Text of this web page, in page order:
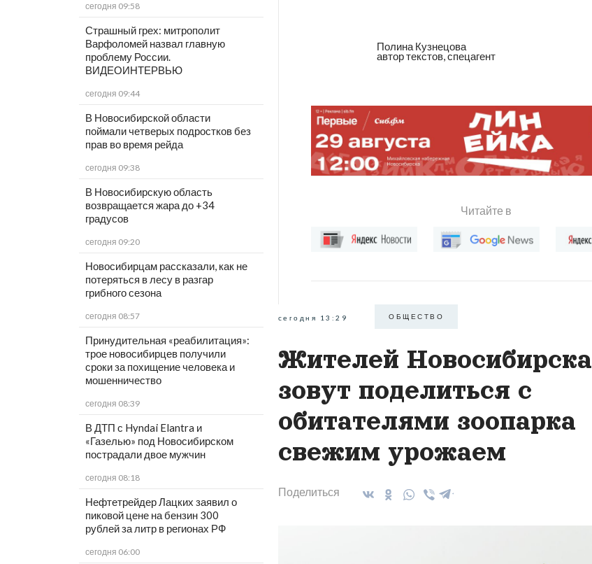
сегодня 09:58
Страшный грех: митрополит
Варфоломей назвал главную
проблему России.
ВИДЕОИНТЕРВЬЮ
сегодня 09:44
В Новосибирской области
поймали четверых подростков без
прав во время рейда
сегодня 09:38
В Новосибирскую область
возвращается жара до +34
градусов
сегодня 09:20
Новосибирцам рассказали, как не
потеряться в лесу в разгар
грибного сезона
сегодня 08:57
Принудительная «реабилитация»:
трое новосибирцев получили
сроки за похищение человека и
мошенничество
сегодня 08:39
В ДТП с Hyndai Elantra и
«Газелью» под Новосибирском
пострадали двое мужчин
сегодня 08:18
Нефтетрейдер Лацких заявил о
пиковой цене на бензин 300
рублей за литр в регионах РФ
сегодня 06:00
Полина Кузнецова
автор текстов, спецагент
Читайте в
сегодня 13:29 ОБЩЕСТВО
Жителей Новосибирска
зовут поделиться с
обитателями зоопарка
свежим урожаем
Поделиться